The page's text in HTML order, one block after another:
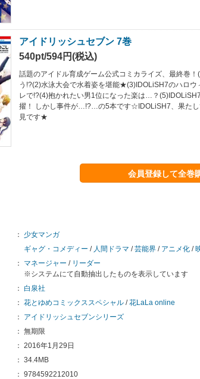
アイドリッシュセブン 7巻
540pt/594円(税込)
話題のアイドル育成ゲーム公式コミカライズ、最終巻
う!?(2)水泳大会で水着姿を堪能★(3)IDOLiSH7のハロウ
レで!?(4)抱かれたい男1位になった楽は…？
擢！ しかし事件が…!?…の5本です☆IDOLiSH7、果た
見です★
会員登録して全巻
：
少女マンガ
ギャグ・コメディー / 人間ドラマ /芸能界 / アニメ化 /
： マネージャー / リーダー
※システムにて自動抽出したものを表示しています
： 白泉社
： 花とゆめコミックススペシャル /花LaLa online
：
アイドリッシュセブンシリーズ
： 無期限
： 2016年1月29日
： 34.4MB
： 9784592212010